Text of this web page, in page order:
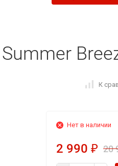
К
Нет в наличии
2 990 ₽ 20